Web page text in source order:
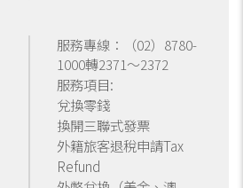
服務專線：
（02）8780-
1000轉2371～2372
服務項目:
兌換零錢
換開三聯式發票
外籍旅客退稅申請Tax
Refund